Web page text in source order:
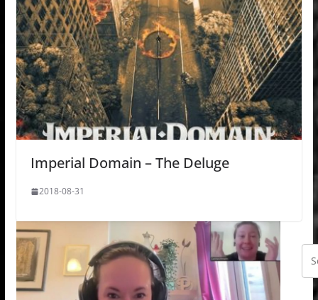
Imperial Domain – The Deluge
2018-08-31